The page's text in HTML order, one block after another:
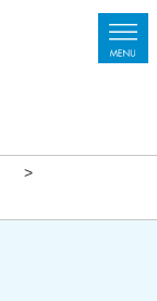
>